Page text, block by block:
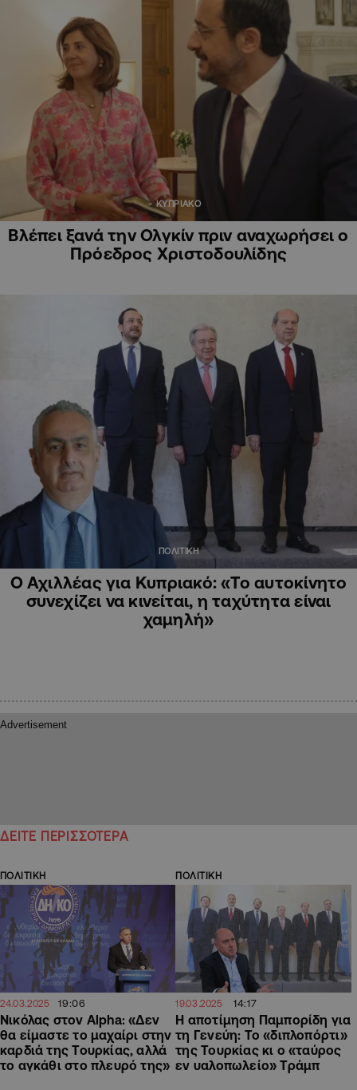
ΚΥΠΡΙΑΚΟ
Βλέπει ξανά την Ολγκίν πριν αναχωρήσει ο
Πρόεδρος Χριστοδουλίδης
ΠΟΛΙΤΙΚΗ
Ο Αχιλλέας για Κυπριακό: «Το αυτοκίνητο
συνεχίζει να κινείται, η ταχύτητα είναι
χαμηλή»
ΔΕΙΤΕ ΠΕΡΙΣΣΟΤΕΡΑ
ΠΟΛΙΤΙΚΗ
24.03.2025 19:06
Νικόλας στον Alpha: «Δεν
θα είμαστε το μαχαίρι στην
καρδιά της Τουρκίας, αλλά
το αγκάθι στο πλευρό της»
ΠΟΛΙΤΙΚΗ
19.03.2025 14:17
Η αποτίμηση Παμπορίδη για
τη Γενεύη: Το «διπλοπόρτι»
της Τουρκίας κι ο «ταύρος
εν υαλοπωλείο» Τράμπ